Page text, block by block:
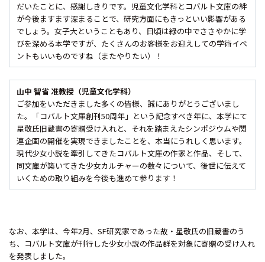
だいたことに、感謝しきりです。児童文化学科とコバルト文庫の絆
が今後ますます深まることで、研究方面にもきっといい影響がある
でしょう。女子大ということもあり、日頃は緑の中でささやかに学
びを深める本学ですが、たくさんのお客様をお迎えしての学術イベ
ントもいいものですね（またやりたい）！
山中 智省 准教授（児童文化学科）
ご参加をいただきました多くの皆様、誠にありがとうございまし
た。「コバルト文庫創刊50周年」という記念すべき年に、本学にて
星敬氏旧蔵書の寄贈受け入れと、それを踏まえたシンポジウムや関
連企画の開催を実現できましたことを、本当にうれしく思います。
現代少女小説を牽引してきたコバルト文庫の作家と作品、そして、
同文庫が築いてきた少女カルチャーの数々について、後世に伝えて
いくための取り組みを今後も進めて参ります！
なお、本学は、今年2月、SF研究家であった故・星敬氏の旧蔵書のう
ち、コバルト文庫が刊行した少女小説の作品群を対象に寄贈の受け入れ
を発表しました。